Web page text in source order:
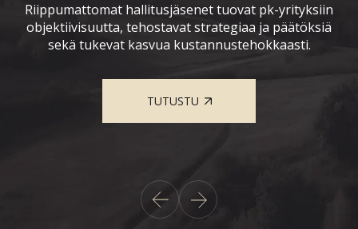
Riippumattomat hallitusjäsenet tuovat pk-yrityksiin
objektiivisuutta, tehostavat strategiaa ja päätöksiä
sekä tukevat kasvua kustannustehokkaasti.
TUTUSTU